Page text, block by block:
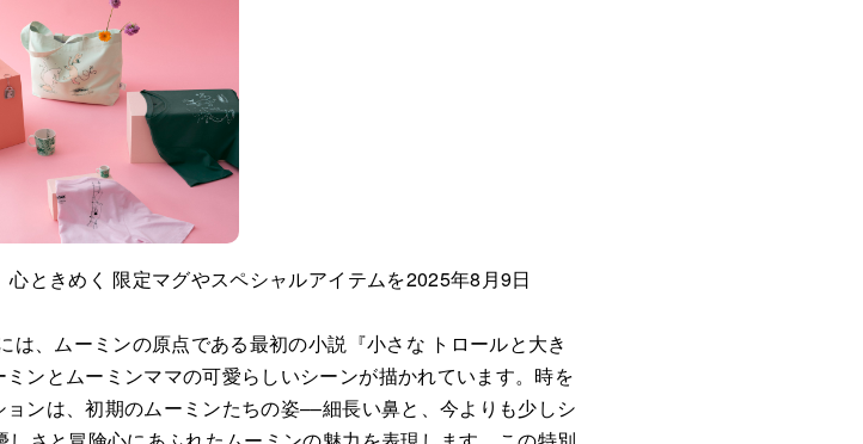
ときめく 限定マグやスペシャルアイテムを2025年8月9日
、ムーミンの原点である最初の小説『小さな トロールと大き
ンとムーミンママの可愛らしいシーンが描かれています。時を
ンは、初期のムーミンたちの姿––細長い鼻と、今よりも少しシ